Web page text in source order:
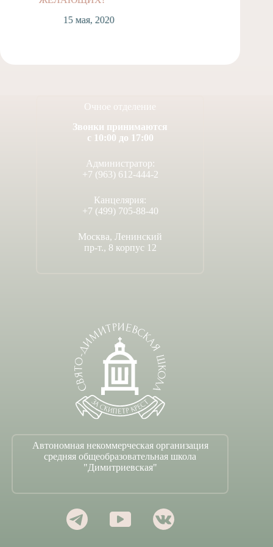
15 мая, 2020
Очное отделение
Звонки принимаются
с 10:00 до 17:00
Администратор:
+7 (963) 612-444-2
Канцелярия:
+7 (499) 705-88-40
Москва, Ленинский
пр-т., 8 корпус 12
Автономная некоммерческая организация
средняя общеобразовательная школа
"Димитриевская"